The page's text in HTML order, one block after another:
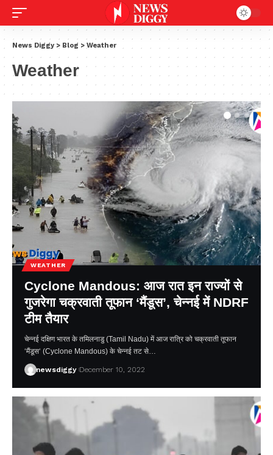
News Diggy > Blog > Weather
Weather
WEATHER
Cyclone Mandous: आज रात इन राज्‍यों से
गुजरेगा चक्रवाती तूफान ‘मैंडूस’, चेन्‍नई में NDRF
टीम तैयार
चेन्‍नई दक्षिण भारत के तम‍िलनाडु (Tamil Nadu) में आज रात्र‍ि को चक्रवाती तूफान
‘मैंडूस‘ (Cyclone Mandous) के चेन्नई तट से…
newsdiggy December 10, 2022